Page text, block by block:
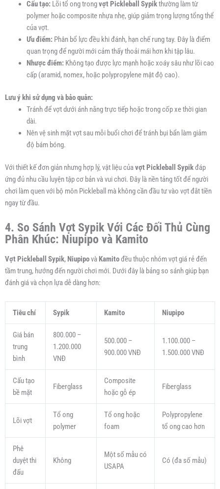
Cấu tạo:Lõi tổ ong trongvợt Pickleball Sypikthường làm từ
polymer hoặc composite nhựa nhẹ, giúp giảm trọng lượng tổng thể
của vợt.
Ưu điểm:Phân bổ lực đều khi đánh, hạn chế rung tay. Đây là điểm
quan trọng để người mới cảm thấy thoải mái hơn khi tập lâu.
Nhược điểm:Không tạo được lực mạnh hoặc xoáy sâu như lõi cao
cấp (aramid, nomex, hoặc polypropylene mật độ cao).
Lưu ý khi sử dụng và bảo quản:
Tránh để vợt dưới ánh nắng trực tiếp hoặc trong cốp xe thời gian
dài.
Nên vệ sinh mặt vợt sau mỗi buổi chơi để tránh bụi bẩn làm giảm
độ bám bóng.
Với thiết kế đơn giản nhưng hợp lý, vật liệu củavợt Pickleball Sypikđáp
ứng đủ nhu cầu luyện tập cơ bản và vui chơi. Đây là nền tảng tốt để người
chơi làm quen với bộ môn Pickleball mà không cần đầu tư vào vợt đắt tiền
ngay từ đầu.
4. So Sánh Vợt Sypik Với Các Đối Thủ Cùng
Phân Khúc: Niupipo và Kamito
Vợt Pickleball Sypik, Niupipovà Kamitođều thuộc nhóm vợt giá rẻ đến
tầm trung, hướng đến người chơi mới. Dưới đây là bảng so sánh giúp bạn
đánh giá và chọn lựa dễ dàng hơn:
Tiêu chí Sypik Kamito Niupipo
Giá bán
trung
bình
800.000 –
1.200.000
VNĐ
500.000 –
900.000 VNĐ
1.100.000 –
1.500.000 VNĐ
Cấu tạo
bề mặt
Fiberglass
Composite
hoặc gỗ ép
Fiberglass
Lõi vợt
Tổ ong
polymer
Tổ ong hoặc
foam
Polypropylene
tổ ong cao hơn
Phê
duyệt thi
đấu
Không
Một số mẫu có
USAPA
Có (đa số mẫu)